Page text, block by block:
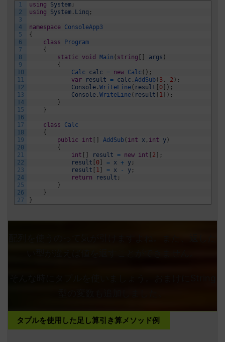
1
2
3
4
5
6
7
8
9
10
11
12
13
14
15
16
17
18
19
20
21
22
23
24
25
26
27
using System;
using
System. Linq ;
namespace
ConsoleApp3
{
class
Program
{
static
void Main ( string [ ] args )
{
Calc
calc = new Calc ( ) ;
var
result = calc . AddSub( 3 , 2 ) ;
Console. WriteLine( result [ 0] ) ;
Console. WriteLine( result [ 1 ] ) ;
}
}
class
Calc
{
public
int [ ] AddSub( int x , int y)
{
int [ ] result = new int [ 2 ] ;
result [ 0] = x + y;
result [ 1 ] = x - y;
return
result ;
}
}
}
タプルを使用した足し算引き算メソッド例